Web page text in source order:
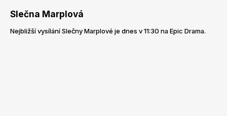
Slečna Marplová
Nejbližší vysílání Slečny Marplové je dnes v 11:30 na Epic Drama.